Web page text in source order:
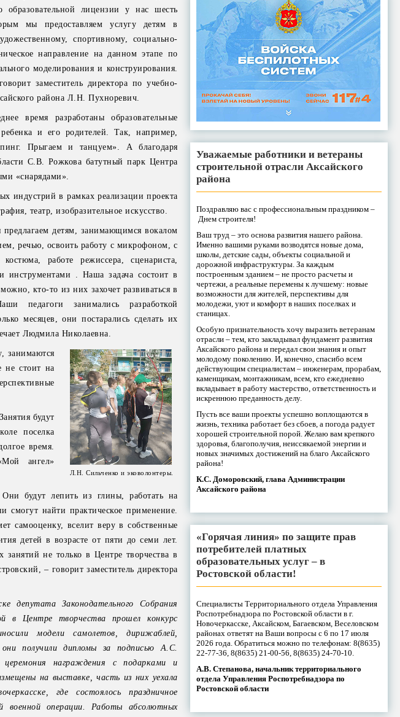
лицензии у нас шесть
мы предоставляем услугу детям в
спортивному, социально-
направление на данном этапе по
моделирования и конструирования.
заместитель директора по учебно-
района Л.Н. Пухноревич.
время разработаны образовательные
и его родителей. Так, например,
Прыгаем и танцуем». А благодаря
С.В. Рожкова батутный парк Центра
«снарядами».
индустрий в рамках реализации проекта
театр, изобразительное искусство.
детям, занимающимся вокалом
речью, освоить работу с микрофоном, с
работе режиссера, сценариста,
инструментами . Наша задача состоит в
кто-то из них захочет развиваться в
педагоги занимались разработкой
месяцев, они постарались сделать их
Людмила Николаевна.
Л.Н. Сильченко и эковолонтеры.
занимаются
не стоит на
будут
поселка
время.
ангел»
будут лепить из глины, работать на
найти практическое применение.
самооценку, вселит веру в собственные
детей в возрасте от пяти до семи лет.
не только в Центре творчества в
– говорит заместитель директора
депутата Законодательного Собрания
в Центре творчества прошел конкурс
модели самолетов, дирижаблей,
получили дипломы за подписью А.С.
церемония награждения с подарками и
на выставке, часть из них уехала
где состоялось праздничное
военной операции. Работы абсолютных
Уважаемые работники и ветераны
строительной отрасли Аксайского
района
Поздравляю вас с профессиональным праздником –
Днем строителя!
Ваш труд – это основа развития нашего района.
Именно вашими руками возводятся новые дома,
школы, детские сады, объекты социальной и
дорожной инфраструктуры. За каждым
построенным зданием – не просто расчеты и
чертежи, а реальные перемены к лучшему: новые
возможности для жителей, перспективы для
молодежи, уют и комфорт в наших поселках и
станицах.
Особую признательность хочу выразить ветеранам
отрасли – тем, кто закладывал фундамент развития
Аксайского района и передал свои знания и опыт
молодому поколению. И, конечно, спасибо всем
действующим специалистам – инженерам, прорабам,
каменщикам, монтажникам, всем, кто ежедневно
вкладывает в работу мастерство, ответственность и
искреннюю преданность делу.
Пусть все ваши проекты успешно воплощаются в
жизнь, техника работает без сбоев, а погода радует
хорошей строительной порой. Желаю вам крепкого
здоровья, благополучия, неиссякаемой энергии и
новых значимых достижений на благо Аксайского
района!
К.С. Доморовский, глава Администрации
Аксайского района
«Горячая линия» по защите прав
потребителей платных
образовательных услуг – в
Ростовской области!
Специалисты Территориального отдела Управления
Роспотребнадзора по Ростовской области в г.
Новочеркасске, Аксайском, Багаевском, Веселовском
районах ответят на Ваши вопросы с 6 по 17 июля
2026 года. Обратиться можно по телефонам: 8(8635)
22-77-36, 8(8635) 21-00-56, 8(8635) 24-70-10.
А.В. Степанова, начальник территориального
отдела Управления Роспотребнадзора по
Ростовской области